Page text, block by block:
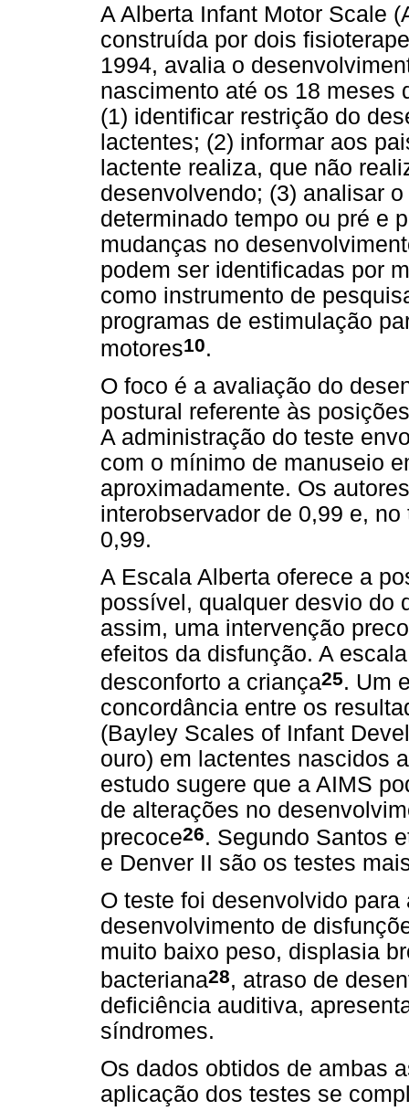
A Alberta Infant Motor Scale
construída por dois
1994, avalia o
nascimento até os 18 meses
(1) identificar restrição do
lactentes; (2) informar aos
lactente realiza, que não
desenvolvendo; (3) analisar
determinado tempo ou pré e
mudanças no
podem ser identificadas por
como instrumento de
programas de estimulação
motores10.
O foco é a avaliação do
postural referente às
A administração do teste
com o mínimo de manuseio
aproximadamente. Os
interobservador de 0,99 e,
0,99.
A Escala Alberta oferece a
possível, qualquer desvio do
assim, uma intervenção
efeitos da disfunção. A
desconforto a criança25. Um
concordância entre os
(Bayley Scales of Infant
ouro) em lactentes nascidos
estudo sugere que a AIMS
de alterações no
precoce26. Segundo Santos
e Denver II são os testes
O teste foi desenvolvido
desenvolvimento de
muito baixo peso, displasia
bacteriana28, atraso de
deficiência auditiva,
síndromes.
Os dados obtidos de ambas
aplicação dos testes se